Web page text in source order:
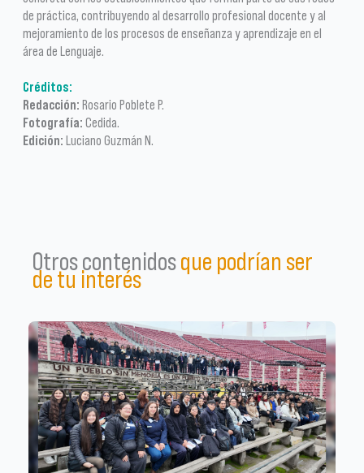
de práctica, contribuyendo al desarrollo profesional docente y al
mejoramiento de los procesos de enseñanza y aprendizaje en el
área de Lenguaje.
Créditos:
Redacción: Rosario Poblete P.
Fotografía: Cedida.
Edición: Luciano Guzmán N.
Otros contenidosque podrían ser
de tu interés